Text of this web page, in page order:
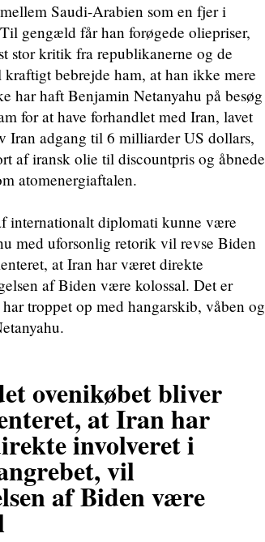
Saudi-Arabien som en fjer i
gengæld får han forøgede oliepriser,
stor kritik fra republikanerne og de
bebrejde ham, at han ikke mere
har haft Benjamin Netanyahu på besøg
for at have forhandlet med Iran, lavet
Iran adgang til 6 milliarder US dollars,
af iransk olie til discountpris og åbnede
atomenergiaftalen.
internationalt diplomati kunne være
med uforsonlig retorik vil revse Biden
at Iran har været direkte
af Biden være kolossal. Det er
troppet op med hangarskib, våben og
ovenikøbet bliver
at Iran har
involveret i
vil
af Biden være